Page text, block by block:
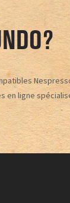
en ligne